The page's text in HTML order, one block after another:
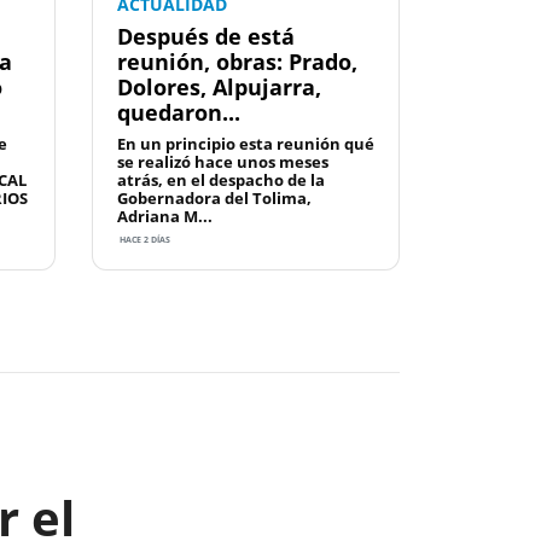
ACTUALIDAD
Después de está
reunión, obras: Prado,
Dolores, Alpujarra,
quedaron...
En un principio esta reunión qué
se realizó hace unos meses
atrás, en el despacho de la
Gobernadora del Tolima,
Adriana M...
HACE 2 DÍAS
el